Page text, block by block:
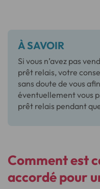
À SAVOIR
Si vous n’avez pas
prêt relais, votre
sans doute de vous
éventuellement vous
prêt relais pendant
Comment est
accordé pour